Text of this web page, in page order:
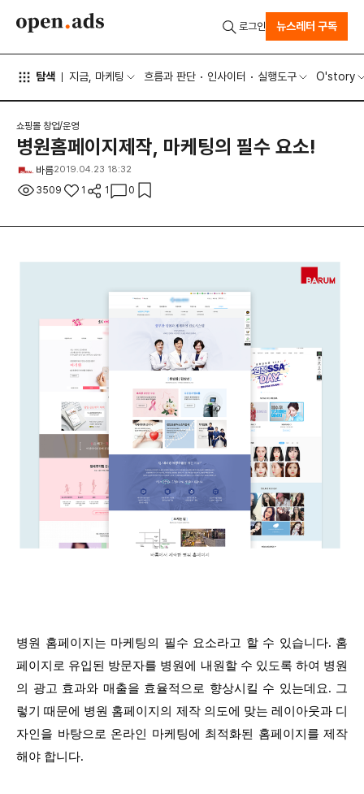
탐색 지금, 마케팅 흐름과 판단 인사이터 실행도구 O'story
로그인 뉴스레터 구독
쇼핑몰 창업/운영
병원홈페이지제작, 마케팅의 필수 요소!
바름2019.04.23 18:32
3509 1 1 0
병원 홈페이지는 마케팅의 필수 요소라고 할 수 있습니다. 홈
페이지로 유입된 방문자를 병원에 내원할 수 있도록 하여 병원
의 광고 효과와 매출을 효율적으로 향상시킬 수 있는데요. 그
렇기 때문에 병원 홈페이지의 제작 의도에 맞는 레이아웃과 디
자인을 바탕으로 온라인 마케팅에 최적화된 홈페이지를 제작
해야 합니다.